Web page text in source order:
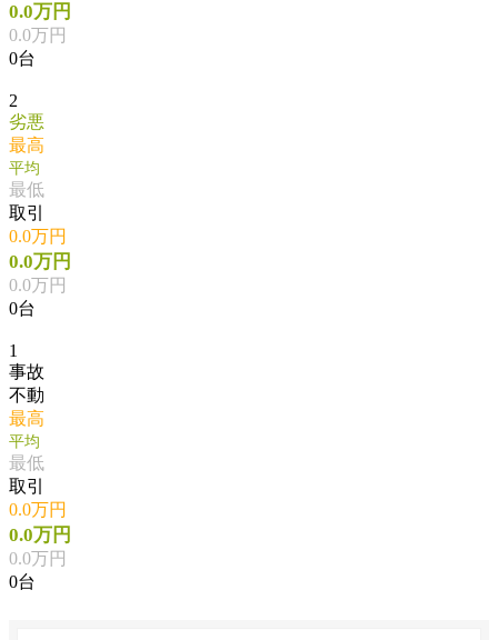
0.0万円
0.0万円
0台
2
劣悪
最高
平均
最低
取引
0.0万円
0.0万円
0.0万円
0台
1
事故
不動
最高
平均
最低
取引
0.0万円
0.0万円
0.0万円
0台